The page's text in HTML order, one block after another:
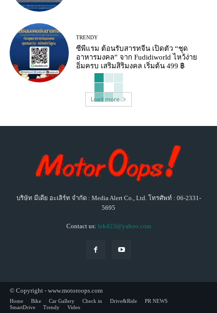
TRENDY
ซีพีแรม ต้อนรับสารทจีน เปิดตัว “ชุด
อาหารมงคล” จาก Fudidiworld ไหว้ง่าย
อิ่มครบ เสริมสิริมงคล เริ่มต้น 499 ฿
Load more
บริษัท มีเดีย อะเลิร์ท จำกัด : Media Alert Co., Ltd. โทรศัพท์ : 06-2331-
5695
Contact us: lek423@yahoo.com
© Copyright - www.motoroops.com
Home Bike Car Gallery Check in Drive&Ride
PR NEWS
SmartDrive
Trendy Video